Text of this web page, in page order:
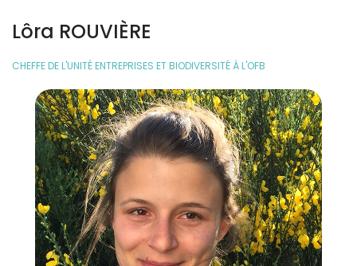
Lôra ROUVIÈRE
CHEFFE DE L'UNITÉ ENTREPRISES ET BIODIVERSITÉ À L'OFB